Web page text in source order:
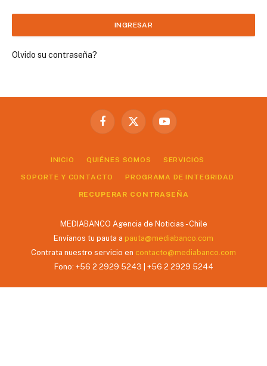
Olvido su contraseña?
Facebook
X
YouTube
INICIO QUIÉNES SOMOS SERVICIOS
SOPORTE Y CONTACTO PROGRAMA DE INTEGRIDAD
RECUPERAR CONTRASEÑA
MEDIABANCO Agencia de Noticias - Chile
Envíanos tu pauta a pauta@mediabanco.com
Contrata nuestro servicio en contacto@mediabanco.com
Fono: +56 2 2929 5243 | +56 2 2929 5244